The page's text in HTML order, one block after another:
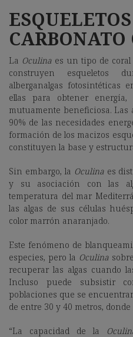
CARBONATO
La Oculina es un tipo de
construyen esqueletos
alberganalgas fotosintéticas
ellas para obtener
mutuamente beneficiosa. Las
90% de las necesidades
formación de los macizos
constituyen la base y
Sin embargo, la Oculinaes
y su asociación con las
temperatura del mar
las algas de sus células
color marrón anaranjado.
Este fenómeno de
especies, pero la Oculina
recuperar las algas cuando
Incluso puede subsistir
poblaciones que se
de entre 30 y 40 metros,
“La capacidad de la